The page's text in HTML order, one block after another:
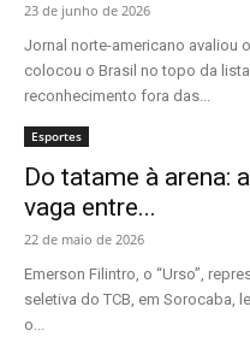
23 de junho de 2026
Jornal norte-americano avaliou
colocou o Brasil no topo da
reconhecimento fora das...
Esportes
Do tatame à arena:
vaga entre...
22 de maio de 2026
Emerson Filintro, o “Urso”,
seletiva do TCB, em Sorocaba,
o...